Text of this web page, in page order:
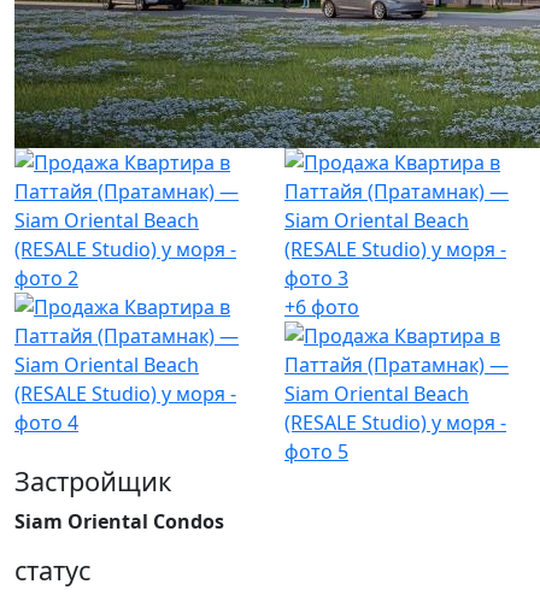
+6 фото
Застройщик
Siam Oriental Condos
статус